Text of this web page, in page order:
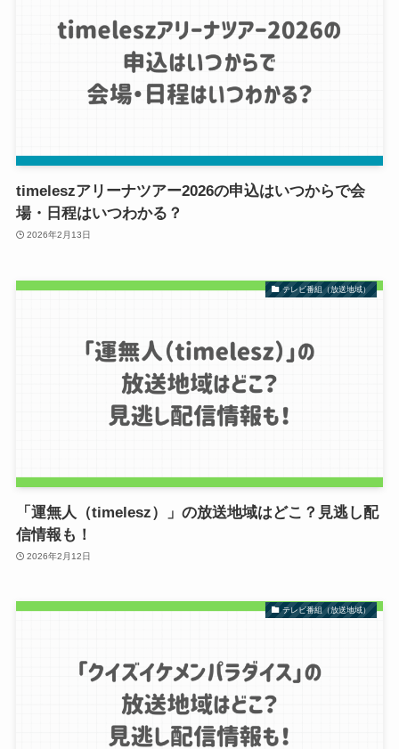
timeleszアリーナツアー2026の申込はいつからで会
場・日程はいつわかる？
2026年2月13日
テレビ番組（放送地域）
「運無人（timelesz）」の放送地域はどこ？見逃し配
信情報も！
2026年2月12日
テレビ番組（放送地域）